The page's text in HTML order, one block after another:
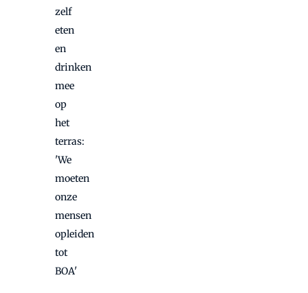
zelf
eten
en
drinken
mee
op
het
terras:
'We
moeten
onze
mensen
opleiden
tot
BOA'